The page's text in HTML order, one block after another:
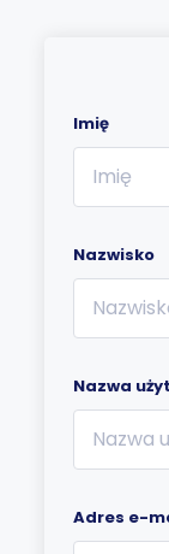
Imię
Nazwisko
Nazwa
Adres e-